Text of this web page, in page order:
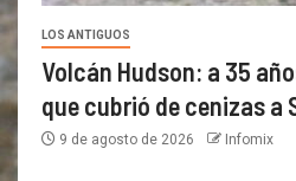
LOS ANTIGUOS
Volcán Hudson: a 35
que cubrió de cenizas a
9 de agosto de 2026 Infomix